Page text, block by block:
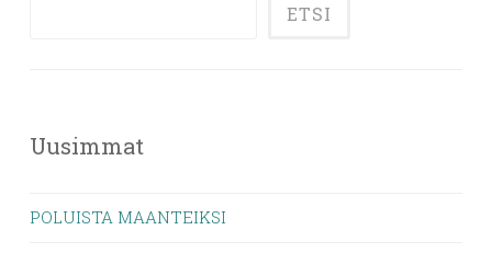
ETSI
Uusimmat
POLUISTA MAANTEIKSI